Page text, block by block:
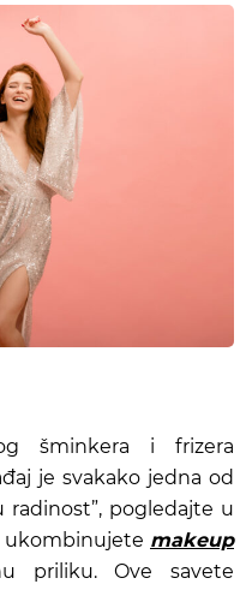
šminkera i frizera
je svakako jedna od
radinost”, pogledajte u
ukombinujete makeup
priliku. Ove savete